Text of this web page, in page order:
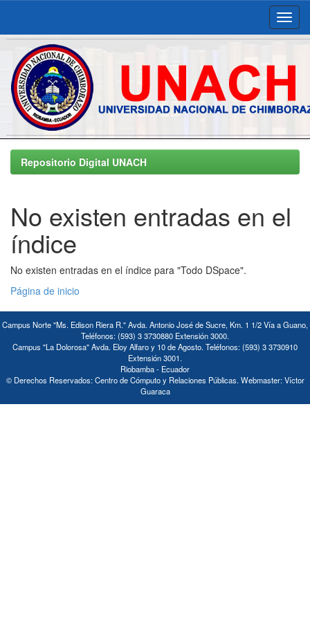
Skip
navigationRepositorio Digital UNACH
No existen entradas en el
índice
No existen entradas en el índice para "Todo DSpace".
Página de inicio
Campus Norte "Ms. Edison Riera R." Avda. Antonio José de Sucre, Km. 1 1/2 Vía a Guano,
Teléfonos: (593) 3 3730880 Extensión 3000.
Campus "La Dolorosa" Avda. Eloy Alfaro y 10 de Agosto. Teléfonos: (593) 3 3730910
Extensión 3001.
Riobamba - Ecuador
© Derechos Reservados: Centro de Cómputo y Relaciones Públicas. Webmaster: Víctor
Guaraca